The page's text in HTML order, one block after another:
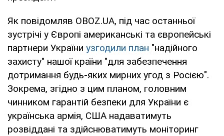
Як повідомляв OBOZ.UA, під час останньої
зустрічі у Європі американські та європейські
партнери України узгодили план "надійного
захисту" нашої країни "для забезпечення
дотримання будь-яких мирних угод з Росією".
Зокрема, згідно з цим планом, головним
чинником гарантій безпеки для України є
українська армія, США надаватимуть
розвіддані та здійснюватимуть моніторинг